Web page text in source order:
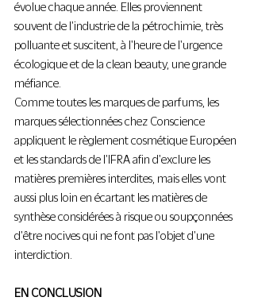
évolue chaque année. Elles proviennent
souvent de l'industrie de la pétrochimie, très
polluante et suscitent, à l'heure de l'urgence
écologique et de la clean beauty, une grande
méfiance.
Comme toutes les marques de parfums, les
marques sélectionnées chez Conscience
appliquent le règlement cosmétique Européen
et les standards de l'IFRA afin d'exclure les
matières premières interdites, mais elles vont
aussi plus loin en écartant les matières de
synthèse considérées à risque ou soupçonnées
d'être nocives qui ne font pas l'objet d'une
interdiction.
EN CONCLUSION